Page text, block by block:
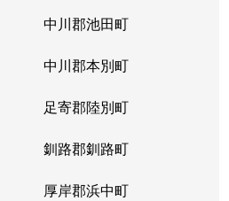
中川郡池田町
中川郡本別町
足寄郡陸別町
釧路郡釧路町
厚岸郡浜中町